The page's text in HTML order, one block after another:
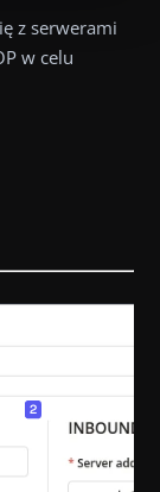
z serwerami
w celu